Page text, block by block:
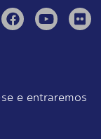
e entraremos